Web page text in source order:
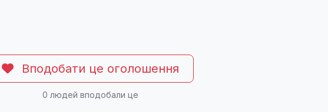
Вподобати це оголошення
0 людей вподобали це